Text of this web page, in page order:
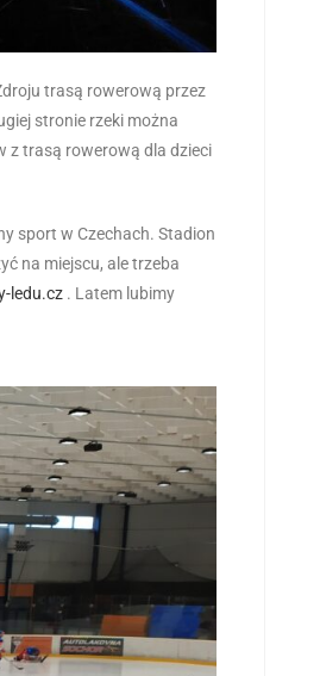
trasą rowerową przez
stronie rzeki można
z trasą rowerową dla dzieci
sport w Czechach. Stadion
na miejscu, ale trzeba
ledu.cz . Latem lubimy